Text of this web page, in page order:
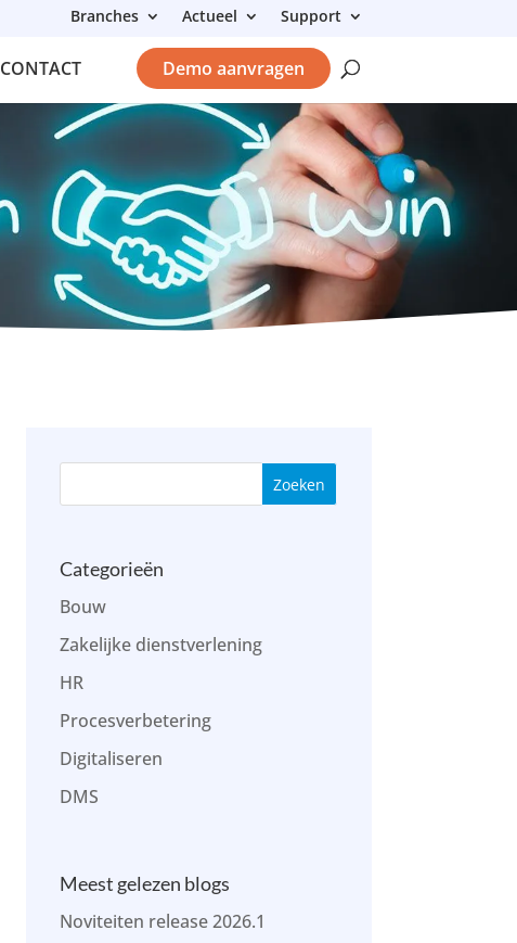
Branches Actueel Support
CONTACT Demo aanvragen
Categorieën
Bouw
Zakelijke dienstverlening
HR
Procesverbetering
Digitaliseren
DMS
Meest gelezen blogs
Noviteiten release 2026.1